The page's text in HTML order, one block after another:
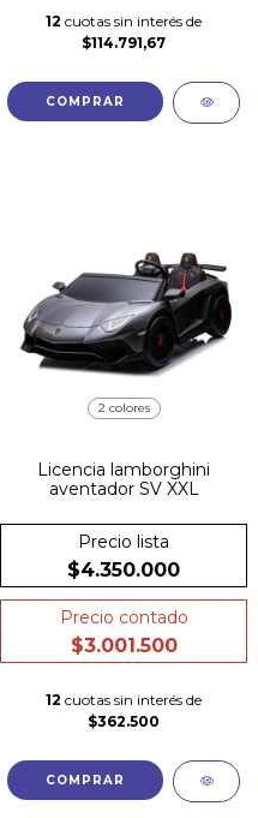
12 cuotas sin interés de
$114.791,67
COMPRAR
2 colores
Licencia lamborghini
aventador SV XXL
Precio lista
$4.350.000
Precio contado
$3.001.500
12 cuotas sin interés de
$362.500
COMPRAR